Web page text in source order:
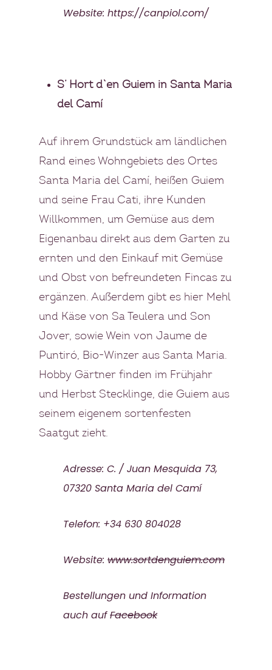
Website: https://canpiol.com/
S’ Hort d`en Guiem in Santa Maria
del Camí
Auf ihrem Grundstück am ländlichen
Rand eines Wohngebiets des Ortes
Santa Maria del Camí, heißen Guiem
und seine Frau Cati, ihre Kunden
Willkommen, um Gemüse aus dem
Eigenanbau direkt aus dem Garten zu
ernten und den Einkauf mit Gemüse
und Obst von befreundeten Fincas zu
ergänzen. Außerdem gibt es hier Mehl
und Käse von Sa Teulera und Son
Jover, sowie Wein von Jaume de
Puntiró, Bio-Winzer aus Santa Maria.
Hobby Gärtner finden im Frühjahr
und Herbst Stecklinge, die Guiem aus
seinem eigenem sortenfesten
Saatgut zieht.
Adresse: C. / Juan Mesquida 73,
07320 Santa Maria del Camí
Telefon: +34 630 804028
Website: www.sortdenguiem.com
Bestellungen und Information
auch aufFacebook
MEIN GÄSTEBUCH
NEWSLETTER